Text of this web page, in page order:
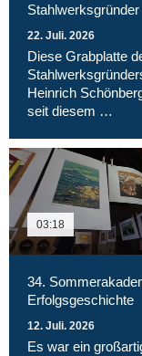
Stahlwerksgründer
22. Juli. 2026
Diese Grabplatte
Heinrich
seit diesem …
03:18
34.
Erfolgsgeschichte
12. Juli. 2026
Es war ein